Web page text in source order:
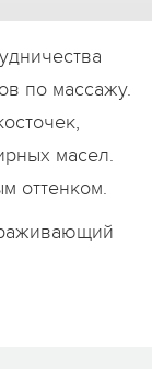
по массажу.
масел.
оттенком.